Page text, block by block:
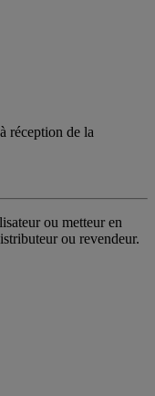
réception de la
ou metteur en
ou revendeur.